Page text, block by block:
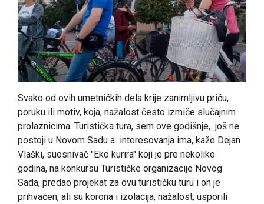
Svako od ovih umetničkih dela krije zanimljivu priču,
poruku ili motiv, koja, nažalost često izmiče slučajnim
prolaznicima. Turistička tura, sem ove godišnje, još ne
postoji u Novom Sadu a interesovanja ima, kaže Dejan
Vlaški, suosnivač "Eko kurira" koji je pre nekoliko
godina, na konkursu Turističke organizacije Novog
Sada, predao projekat za ovu turističku turu i on je
prihvaćen, ali su korona i izolacija, nažalost, usporili